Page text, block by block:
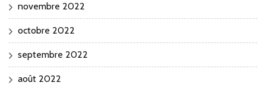
novembre 2022
octobre 2022
septembre 2022
août 2022